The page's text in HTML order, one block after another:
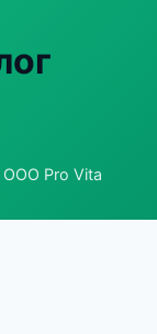
ООО Pro Vita